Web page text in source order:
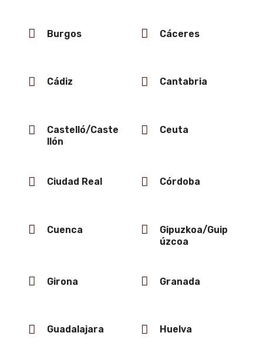
Burgos Cáceres
Cádiz Cantabria
Castelló/Caste
llón
Ceuta
Ciudad Real Córdoba
Cuenca
Gipuzkoa/Guip
úzcoa
Girona Granada
Guadalajara Huelva